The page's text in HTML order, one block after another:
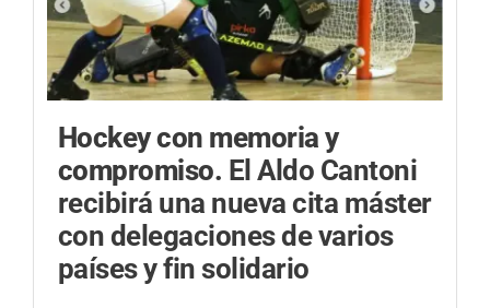
Hockey con memoria y
compromiso. El Aldo Cantoni
recibirá una nueva cita máster
con delegaciones de varios
países y fin solidario